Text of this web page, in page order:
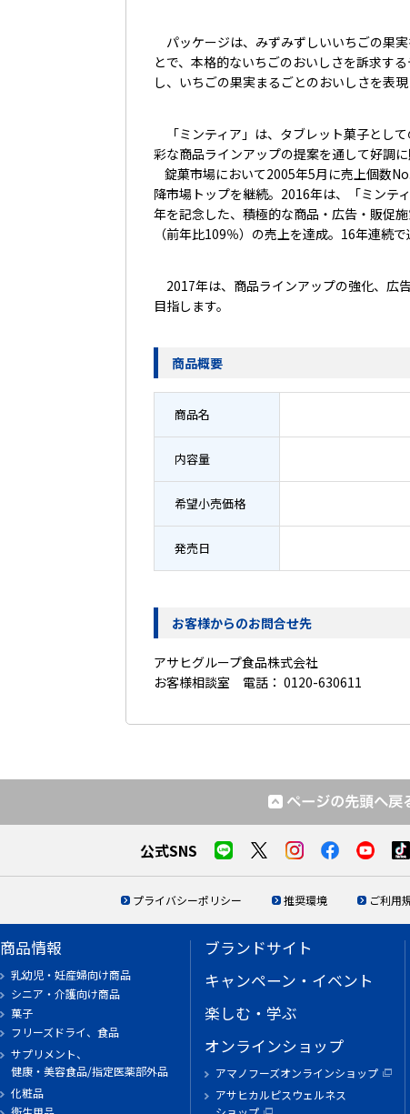
パッケージは、みずみずしいいちごの果
とで、本格的ないちごのおいしさを訴求す
し、いちごの果実まるごとのおいしさを表現
「ミンティア」は、タブレット菓子とし
彩な商品ラインアップの提案を通して好調に
錠菓市場において2005年5月に売上個数
降市場トップを継続。2016年は、「ミンテ
年を記念した、積極的な商品・広告・販促
（前年比109％）の売上を達成。16年連続
2017年は、商品ラインアップの強化、広
目指します。
商品概要
商品名
内容量
希望小売価格
発売日
お客様からのお問合せ先
アサヒグループ食品株式会社
お客様相談室 電話： 0120-630611
公式SNS
プライバシーポリシー 推奨環境 ご利用
商品情報
乳幼児・妊産婦向け商品
シニア・介護向け商品
菓子
フリーズドライ、食品
サプリメント、
健康・美容食品/指定医薬部外品
化粧品
ブランドサイト
キャンペーン・イベント
楽しむ・学ぶ
オンラインショップ
アマノフーズオンラインショップ
アサヒカルピスウェルネス